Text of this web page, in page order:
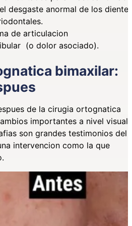
desgaste anormal de los
de articulacion
(o dolor asociado).
bimaxilar:
de la cirugia ortognatica
importantes a nivel visual.
son grandes testimonios del
intervencion como la que